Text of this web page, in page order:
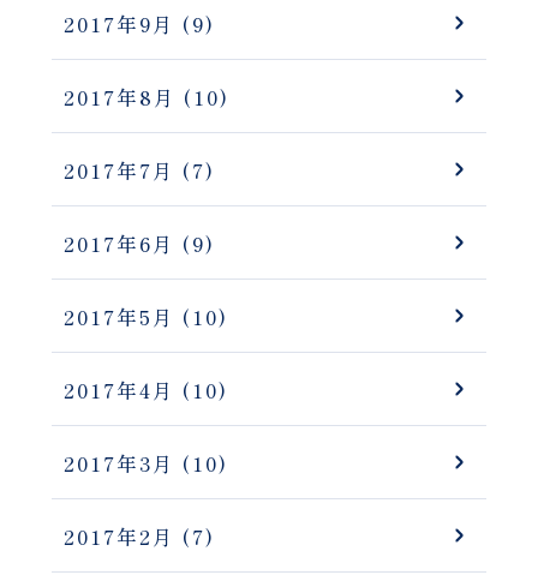
2017年9月 (9)
2017年8月 (10)
2017年7月 (7)
2017年6月 (9)
2017年5月 (10)
2017年4月 (10)
2017年3月 (10)
2017年2月 (7)